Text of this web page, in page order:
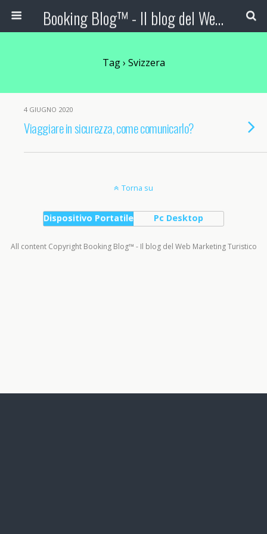
Booking Blog™ - Il blog del Web Marketing Turistico
Tag › Svizzera
4 GIUGNO 2020
Viaggiare in sicurezza, come comunicarlo?
Torna su
Dispositivo Portatile Pc Desktop
All content Copyright Booking Blog™ - Il blog del Web Marketing Turistico